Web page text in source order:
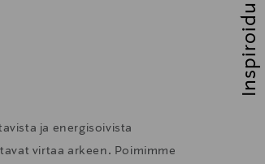
ja energisoivista
virtaa arkeen. Poimimme
Inspiroidu